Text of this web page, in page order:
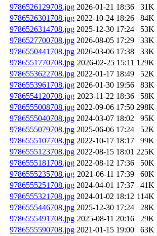
9786526129708.jpg 2026-01-21 18:36
31K
9786526301708.jpg 2022-10-24 18:26
84K
9786526314708.jpg 2025-12-30 17:24
53K
9786527700708.jpg 2026-08-05 17:29
33K
9786550441708.jpg 2026-03-06 17:38
33K
9786551770708.jpg 2026-02-25 15:11 129K
9786553622708.jpg 2022-01-17 18:49
52K
9786553961708.jpg 2026-01-30 19:56
83K
9786554120708.jpg 2023-11-22 18:36
58K
9786555008708.jpg 2022-09-06 17:50 298K
9786555040708.jpg 2024-03-07 18:02
95K
9786555079708.jpg 2025-06-06 17:24
52K
9786555107708.jpg 2022-10-17 18:17
99K
9786555123708.jpg 2022-08-15 18:01 225K
9786555181708.jpg 2022-08-12 17:36
50K
9786555235708.jpg 2021-06-11 17:39
60K
9786555251708.jpg 2024-04-01 17:37
41K
9786555321708.jpg 2024-01-02 18:12 114K
9786555446708.jpg 2025-12-30 17:24
28K
9786555491708.jpg 2025-08-11 20:16
29K
9786555590708.jpg 2021-01-15 19:00
63K